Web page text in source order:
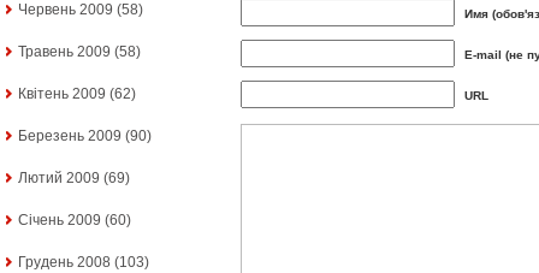
Червень 2009 (58)
Травень 2009 (58)
Квітень 2009 (62)
Березень 2009 (90)
Лютий 2009 (69)
Січень 2009 (60)
Грудень 2008 (103)
Имя
E-mail (не
URL